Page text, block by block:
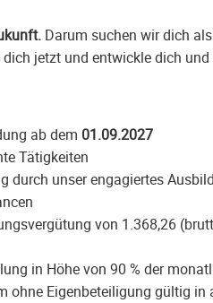
Darum suchen wir dich als
jetzt und entwickle dich
ab dem 01.09.2027
Tätigkeiten
durch unser engagiertes
von 1.368,26
in Höhe von 90 % der
ohne Eigenbeteiligung gültig